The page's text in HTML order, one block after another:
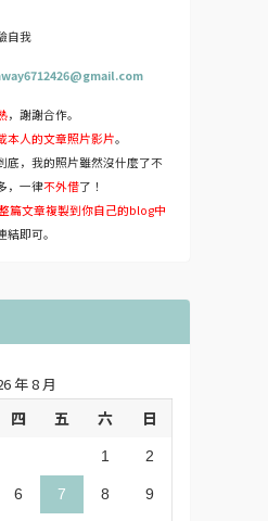
自我
，謝謝合作。
本人的文章照片影片。
底，我的照片雖然沒什麼了不
，一律不外借了！
篇文章複製到你自己的blog中
結即可。
年 8 月
四 五 六 日
1 2
6 7 8 9